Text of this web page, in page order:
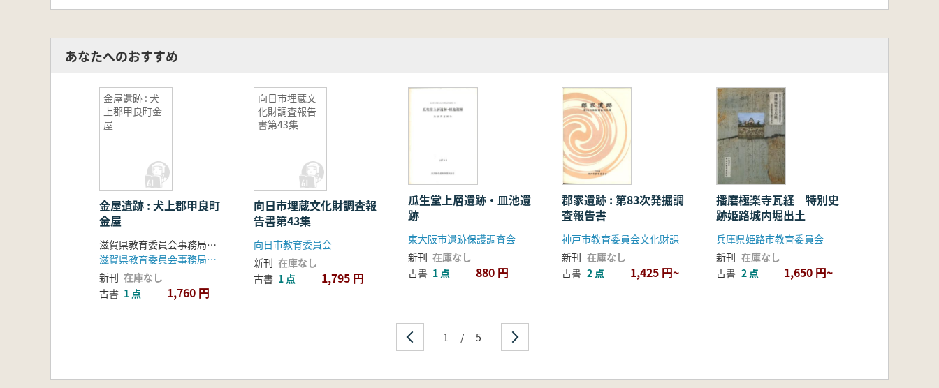
あなたへのおすすめ
金屋遺跡 : 犬
上郡甲良町金
屋
金屋遺跡 : 犬上郡甲良町
金屋
滋賀県教育委員会事務局文化財保護課, 滋賀県文化財保護協会編
滋賀県教育委員会事務局文化財保護課 : 滋賀県文化財保護協会
新刊 在庫なし
古書 1 点 1,760 円
向日市埋蔵文
化財調査報告
書第43集
向日市埋蔵文化財調査報
告書第43集
向日市教育委員会
新刊 在庫なし
古書 1 点 1,795 円
瓜生堂上層遺跡・皿池遺
跡
東大阪市遺跡保護調査会
新刊 在庫なし
古書 1 点 880 円
郡家遺跡 : 第83次発掘調
査報告書
神戸市教育委員会文化財課
新刊 在庫なし
古書 2 点 1,425 円~
播磨極楽寺瓦経 特別史
跡姫路城内堀出土
兵庫県姫路市教育委員会
新刊 在庫なし
古書 2 点 1,650 円~
1 / 5